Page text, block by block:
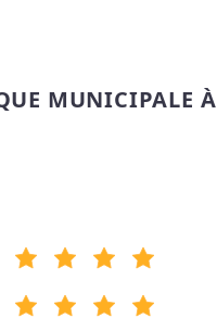
MUNICIPALE À